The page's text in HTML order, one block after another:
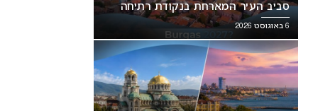
סביב העיר המארחת בנקודת רתיחה
6 באוגוסט 2026